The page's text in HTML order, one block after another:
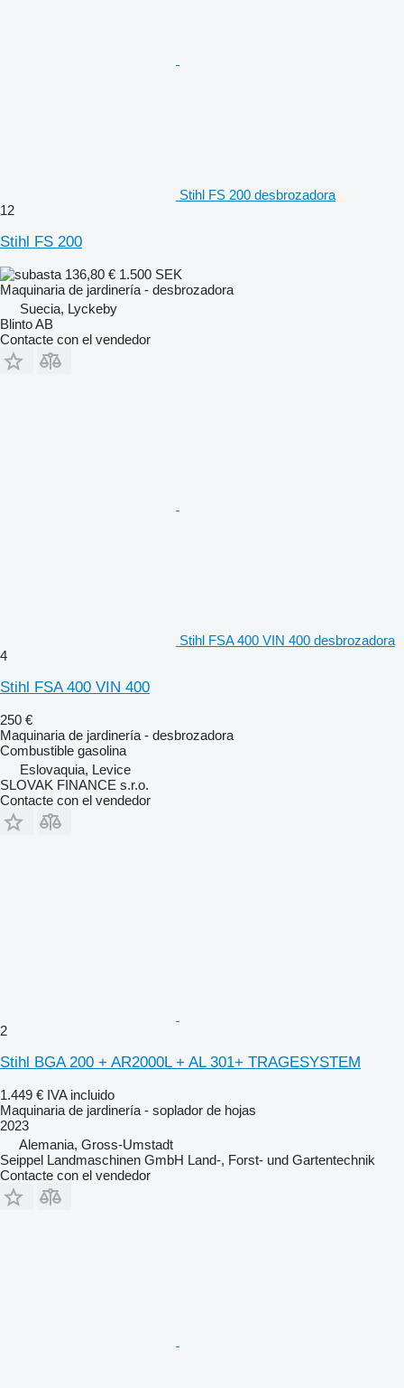
Stihl FS 200 desbrozadora
12
Stihl FS 200
136,80 € 1.500 SEK
Maquinaria de jardinería - desbrozadora
Suecia, Lyckeby
Blinto AB
Contacte con el vendedor
Stihl FSA 400 VIN 400 desbrozadora
4
Stihl FSA 400 VIN 400
250 €
Maquinaria de jardinería - desbrozadora
Combustible gasolina
Eslovaquia, Levice
SLOVAK FINANCE s.r.o.
Contacte con el vendedor
2
Stihl BGA 200 + AR2000L + AL 301+ TRAGESYSTEM
1.449 € IVA incluido
Maquinaria de jardinería - soplador de hojas
2023
Alemania, Gross-Umstadt
Seippel Landmaschinen GmbH Land-, Forst- und Gartentechnik
Contacte con el vendedor